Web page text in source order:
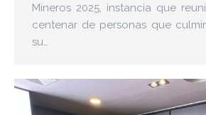
Mineros 2025, instancia que
centenar de personas que
su…